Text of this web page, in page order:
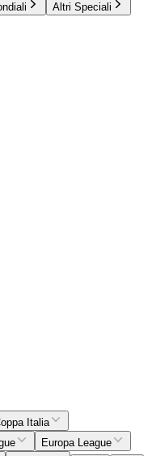
Altri Speciali
Italia
Europa League